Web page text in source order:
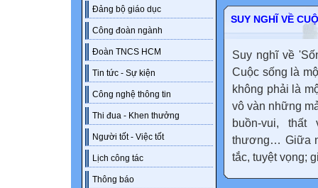
Đảng bộ giáo dục
Công đoàn ngành
Đoàn TNCS HCM
Tin tức - Sự kiện
Công nghệ thông tin
Thi đua - Khen thưởng
Người tốt - Việc tốt
Lịch công tác
Thông báo
SUY NGHĨ VỀ
Suy nghĩ về
Cuộc sống là
không phải là
vô vàn những
buồn-vui, thất
thương… Giữa
tắc, tuyệt vọng;